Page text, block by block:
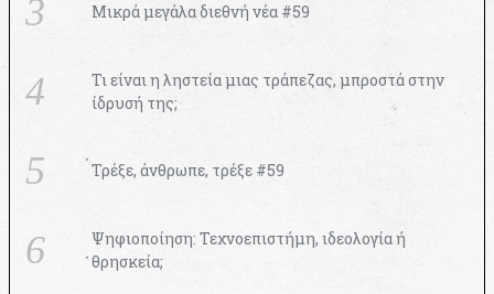
Μικρά μεγάλα διεθνή νέα #59
Τι είναι η ληστεία μιας τράπεζας, μπροστά στην
ίδρυσή της;
Τρέξε, άνθρωπε, τρέξε #59
Ψηφιοποίηση: Τεχνοεπιστήμη, ιδεολογία ή
θρησκεία;